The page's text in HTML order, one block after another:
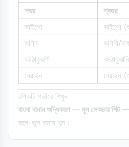
শশুর
শ্বশুর
ভাইপো
ভাইপো
ভগ্নি
ভগিনী/
বউঠাকুরাণী
বউঠাকুরানি
বেয়াইন
বেয়াইন
টপিকটি গভীরে শিখুন
বাংলা বানান শুদ্ধিকরণ — মূল লেকচার শিট—
বহুল-ভুল বানান শব্দ।